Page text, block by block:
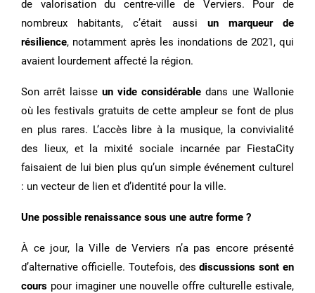
de valorisation du centre-ville de Verviers. Pour de
nombreux habitants, c’était aussi un marqueur de
résilience, notamment après les inondations de 2021, qui
avaient lourdement affecté la région.
Son arrêt laisse un vide considérable dans une Wallonie
où les festivals gratuits de cette ampleur se font de plus
en plus rares. L’accès libre à la musique, la convivialité
des lieux, et la mixité sociale incarnée par FiestaCity
faisaient de lui bien plus qu’un simple événement culturel
: un vecteur de lien et d’identité pour la ville.
Une possible renaissance sous une autre forme ?
À ce jour, la Ville de Verviers n’a pas encore présenté
d’alternative officielle. Toutefois, desdiscussions sont en
cours pour imaginer une nouvelle offre culturelle estivale,